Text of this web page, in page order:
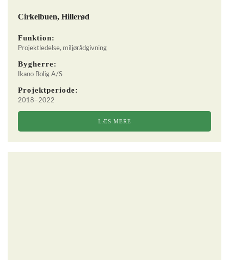
Cirkelbuen, Hillerød
Funktion:
Projektledelse, miljørådgivning
Bygherre:
Ikano Bolig A/S
Projektperiode:
2018–2022
LÆS MERE